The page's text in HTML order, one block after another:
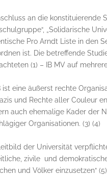
an die konstituierende
„Solidarische
Pro Arndt Liste in den
ist. Die betreffende
(1) – IB MV auf
ist eineäußerst rechte
und Rechte aller Couleur
auch ehemalige Kader der
Organisationen.(3) (4)
der Universität
zivile und
und Völker einzusetzen“ (5)